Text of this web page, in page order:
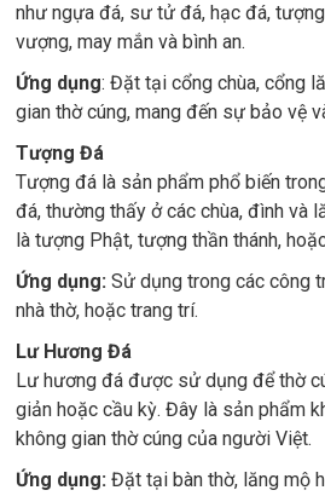
như ngựa đá, sư tử đá, hạc đá,
vượng, may mắn và bình an.
Ứng dụng: Đặt tại cổng chùa, cổng
gian thờ cúng, mang đến sự bảo vệ
Tượng Đá
Tượng đá là sản phẩm phổ biến
đá, thường thấy ở các chùa, đình và
là tượng Phật, tượng thần thánh,
Ứng dụng: Sử dụng trong các công
nhà thờ, hoặc trang trí.
Lư Hương Đá
Lư hương đá được sử dụng để thờ
giản hoặc cầu kỳ. Đây là sản phẩm
không gian thờ cúng của người Việt.
Ứng dụng: Đặt tại bàn thờ, lăng mộ